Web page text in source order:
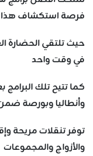
فرصة استكشاف هذا
حيث تلتقي الحضارة
في وقت واحد
كما تتيح تلك البرامج
وأنطاليا وبورصة
توفر تنقلات مريحة
والأزواج والمجموعات